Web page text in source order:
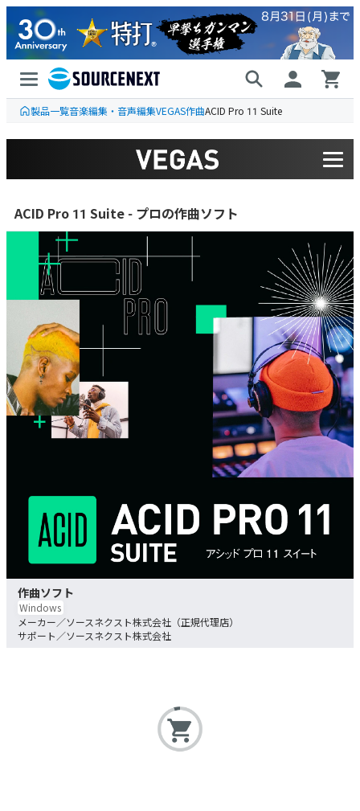
製品一覧音楽編集・音声編集VEGAS作曲ACID Pro 11 Suite
ACID Pro 11 Suite - プロの作曲ソフト
作曲ソフト
Windows
ソースネクスト株式会社（正規代理店）
ソースネクスト株式会社